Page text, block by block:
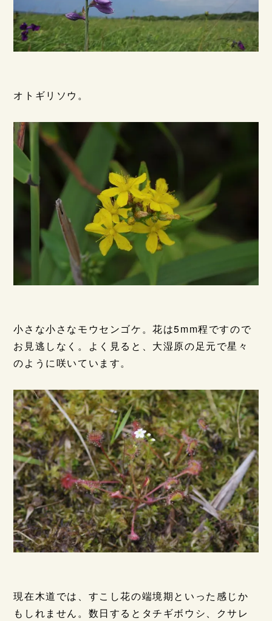
オトギリソウ。
小さな小さなモウセンゴケ。花は5mm程ですので
お見逃しなく。よく見ると、大湿原の足元で星々
のように咲いています。
現在木道では、すこし花の端境期といった感じか
もしれません。数日するとタチギボウシ、クサレ